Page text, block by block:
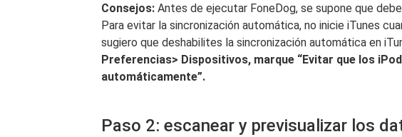
Consejos: Antes de ejecutar FoneDog, se supone que
Para evitar la sincronización automática, no inicie iTunes
sugiero que deshabilites la sincronización automática en
Preferencias> Dispositivos, marque “Evitar que los
automáticamente”.
Paso 2: escanear y previsualizar los